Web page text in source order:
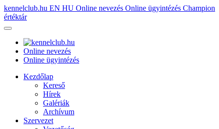
kennelclub.hu EN HU Online nevezés Online ügyintézés Champion
értéktár
Online nevezés
Online ügyintézés
Kezdőlap
Kereső
Hírek
Galériák
Archívum
Szervezet